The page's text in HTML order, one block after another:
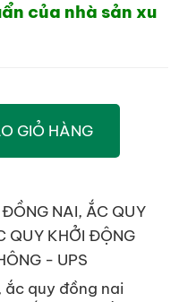
của nhà sản xu
GIỎ HÀNG
NAI, ẮC QUY
QUY KHỞI ĐỘNG
- UPS
ắc quy đồng nai